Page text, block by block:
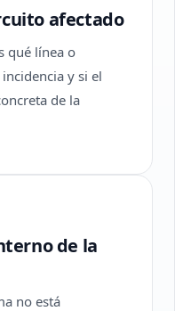
afectado
qué línea o
y si el
de la
de la
no está